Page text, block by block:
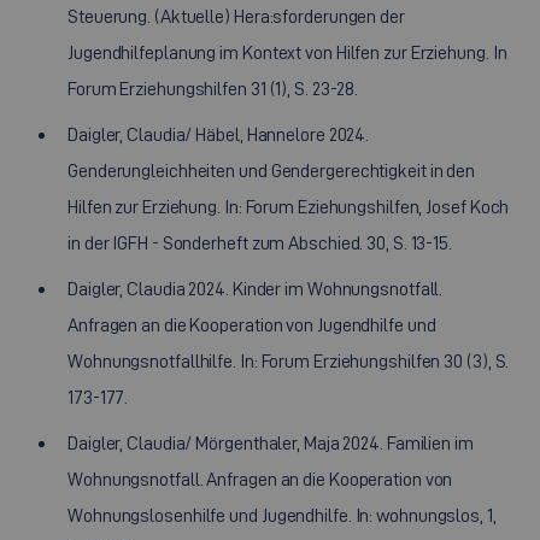
Steuerung. (Aktuelle) Hera:sforderungen der
Jugendhilfeplanung im Kontext von Hilfen zur Erziehung. In
Forum Erziehungshilfen 31 (1), S. 23-28.
Daigler, Claudia/ Häbel, Hannelore 2024.
Genderungleichheiten und Gendergerechtigkeit in den
Hilfen zur Erziehung. In: Forum Eziehungshilfen, Josef Koch
in der IGFH - Sonderheft zum Abschied. 30, S. 13-15.
Daigler, Claudia 2024. Kinder im Wohnungsnotfall.
Anfragen an die Kooperation von Jugendhilfe und
Wohnungsnotfallhilfe. In: Forum Erziehungshilfen 30 (3), S.
173-177.
Daigler, Claudia/ Mörgenthaler, Maja 2024. Familien im
Wohnungsnotfall. Anfragen an die Kooperation von
Wohnungslosenhilfe und Jugendhilfe. In: wohnungslos, 1,